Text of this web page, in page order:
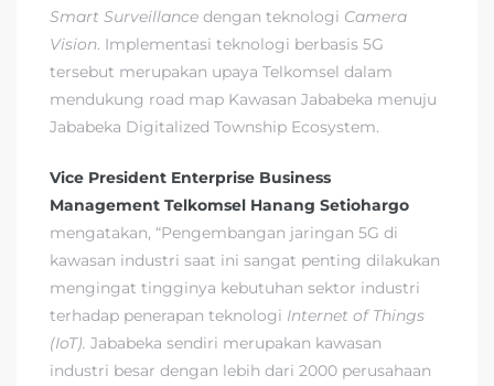
Smart Surveillance dengan teknologi Camera
Vision. Implementasi teknologi berbasis 5G
tersebut merupakan upaya Telkomsel dalam
mendukung road map Kawasan Jababeka menuju
Jababeka Digitalized Township Ecosystem.
Vice President Enterprise Business
Management Telkomsel Hanang Setiohargo
mengatakan, “Pengembangan jaringan 5G di
kawasan industri saat ini sangat penting dilakukan
mengingat tingginya kebutuhan sektor industri
terhadap penerapan teknologi Internet of Things
(IoT). Jababeka sendiri merupakan kawasan
industri besar dengan lebih dari 2000 perusahaan